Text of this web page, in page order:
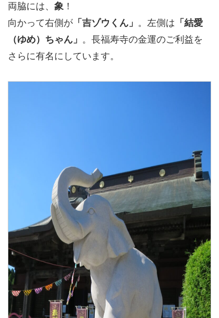
両脇には、 象 ！
向かって右側が 「吉ゾウくん」 。左側は 「結愛
（ゆめ）ちゃん」 。長福寿寺の金運のご利益を
さらに有名にしています。